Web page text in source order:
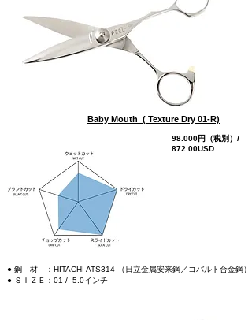
Baby Mouth ( Texture Dry 01-R)
98.000円（税別）/
872.00USD
● 鋼 材 ：HITACHI ATS314 （日立金属安来鋼／コバルト合金鋼）
● ＳＩＺＥ：01 / 5.0インチ